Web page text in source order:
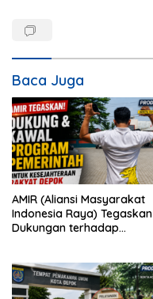
Baca Juga
AMIR (Aliansi Masyarakat
Indonesia Raya) Tegaskan
Dukungan terhadap